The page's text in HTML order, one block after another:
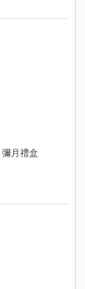
彌月禮盒